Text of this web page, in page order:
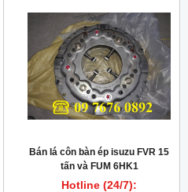
Bán lá côn bàn ép isuzu FVR 15
tấn và FUM 6HK1
Hotline (24/7):